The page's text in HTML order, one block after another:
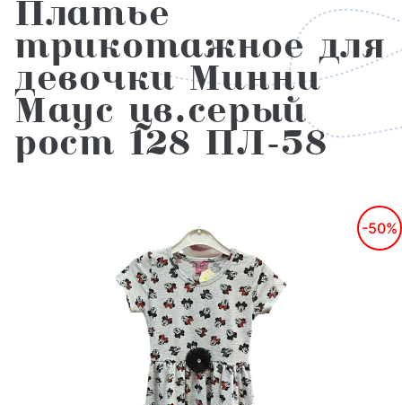
Платье
трикотажное для
девочки Минни
Маус цв.серый
рост 128 ПЛ-58
-50%